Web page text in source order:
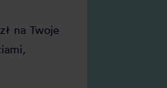
na Twoje